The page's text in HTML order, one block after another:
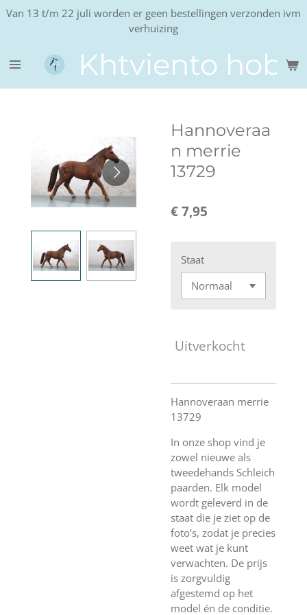
Ga
de
hoofdinhoud
Khtviento
Van 13 t/m 22 juli worden er geen bestellingen verzonden ivm
verhuizing
Hannoveraa
n merrie
13729
€ 7,95
Staat
Uitverkocht
Hannoveraan merrie
13729
In onze shop vind je
zowel nieuwe als
tweedehands Schleich
paarden. Elk model
wordt geleverd in de
staat die je ziet op de
foto’s, zodat je precies
weet wat je kunt
verwachten. De prijs
is zorgvuldig
afgestemd op het
model én de conditie.